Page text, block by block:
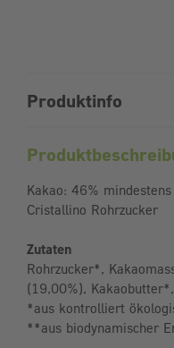
Produktinfo
Kakao: 46%
Cristallino Rohrzucker
Zutaten
Rohrzucker*,
(19,00%),
*aus kontrolliert
**aus biodynamischer